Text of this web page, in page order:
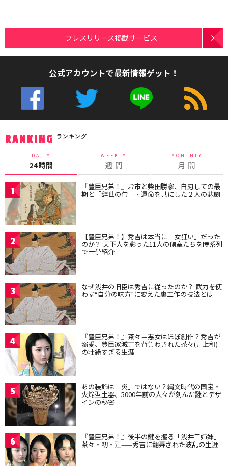
プレスリリース掲載サービス
公式アカウントで最新情報ゲット！
RANKING ランキング
DAILY
24時間
WEEKLY
週 間
MONTHLY
月 間
1 『豊臣兄弟！』お市と柴田勝家、自刃しての最
期と「辞世の句」…運命を共にした２人の悲劇
2 【豊臣兄弟！】秀吉は本当に「女狂い」だった
のか？ 天下人を彩った11人の側室たちを時系列
で一挙紹介
3 なぜ浅井の旧臣は秀吉に従ったのか？ 武力を使
わず“自分の味方”に変えた裏工作の技法とは
4 『豊臣兄弟！』茶々＝悪女はほぼ創作？秀吉が
溺愛、豊臣家滅亡を背負わされた茶々(井上和)
の壮絶すぎる生涯
5 あの装飾は「炎」ではない？縄文時代の国宝・
火焔型土器、5000年前の人々が刻んだ謎とデザ
インの秘密
6 『豊臣兄弟！』後半の鍵を握る「浅井三姉妹」
茶々・初・江——秀吉に翻弄された波乱の生涯